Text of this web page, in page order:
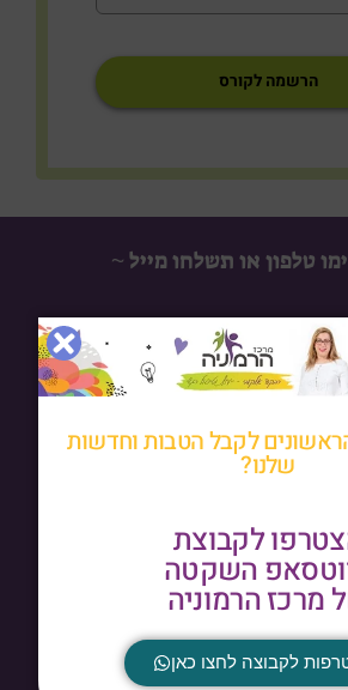
הרשמה לקורס
טלפון או תשלחו מייל ~
רבקה אלקובי
ומפתחת תוכן משרד החינוך.
ומיסדת מרכז הרמוניה.
לקבל הטבות וחדשות
שלנו?
לקבוצת
השקטה
מרכז הרמוניה
לקבוצה לחצו כאן